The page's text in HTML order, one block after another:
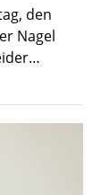
den
Nagel